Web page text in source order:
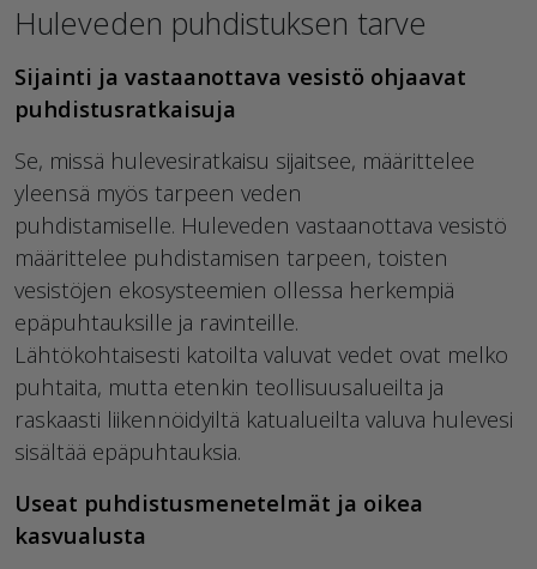
Huleveden puhdistuksen tarve
Sijainti ja vastaanottava vesistö ohjaavat
puhdistusratkaisuja
Se, missä hulevesiratkaisu sijaitsee, määrittelee
yleensä myös tarpeen veden
puhdistamiselle. Huleveden vastaanottava vesistö
määrittelee puhdistamisen tarpeen, toisten
vesistöjen ekosysteemien ollessa herkempiä
epäpuhtauksille ja ravinteille.
Lähtökohtaisesti katoilta valuvat vedet ovat melko
puhtaita, mutta etenkin teollisuusalueilta ja
raskaasti liikennöidyiltä katualueilta valuva hulevesi
sisältää epäpuhtauksia.
Useat puhdistusmenetelmät ja oikea
kasvualusta